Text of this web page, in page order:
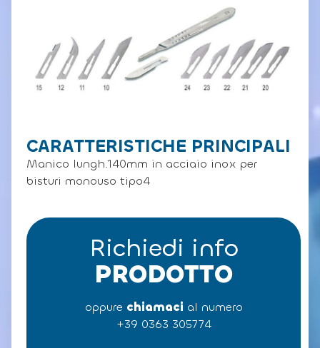
CARATTERISTICHE PRINCIPALI
Manico lungh.140mm in acciaio inox per
bisturi monouso tipo4
Richiedi info
PRODOTTO
oppure chiamaci al numero
+39 0363 305774